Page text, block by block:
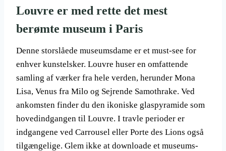
Louvre er med rette det mest
berømte museum i Paris
Denne storslåede museumsdame er et must-see for
enhver kunstelsker. Louvre huser en omfattende
samling af værker fra hele verden, herunder Mona
Lisa, Venus fra Milo og Sejrende Samothrake. Ved
ankomsten finder du den ikoniske glaspyramide som
hovedindgangen til Louvre. I travle perioder er
indgangene ved Carrousel eller Porte des Lions også
tilgængelige. Glem ikke at downloade et museums-